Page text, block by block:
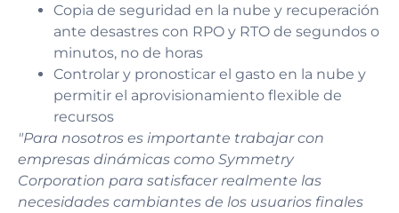
Copia de seguridad en la nube y recuperación
ante desastres con RPO y RTO de segundos o
minutos, no de horas
Controlar y pronosticar el gasto en la nube y
permitir el aprovisionamiento flexible de
recursos
"Para nosotros es importante trabajar con
empresas dinámicas como Symmetry
Corporation para satisfacer realmente las
necesidades cambiantes de los usuarios finales